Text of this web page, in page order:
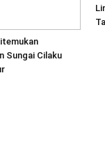
Sungai Cilaku